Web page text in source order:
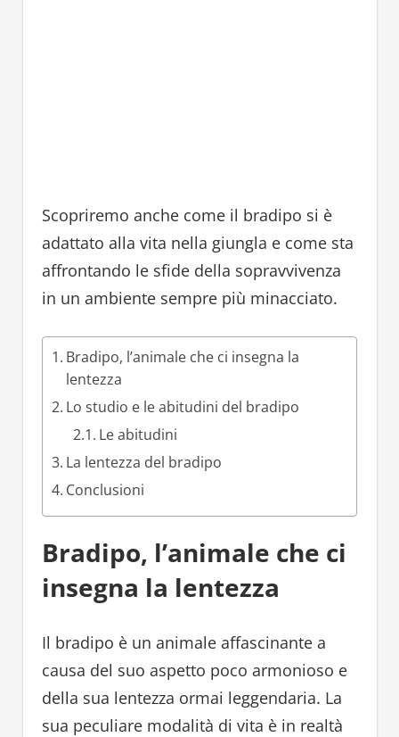
Scopriremo anche come il bradipo si è
adattato alla vita nella giungla e come sta
affrontando le sfide della sopravvivenza
in un ambiente sempre più minacciato.
Bradipo, l’animale che ci insegna la
lentezza
Lo studio e le abitudini del bradipo
Le abitudini
La lentezza del bradipo
Conclusioni
Bradipo, l’animale che ci
insegna la lentezza
Il bradipo è un animale affascinante a
causa del suo aspetto poco armonioso e
della sua lentezza ormai leggendaria. La
sua peculiare modalità di vita è in realtà